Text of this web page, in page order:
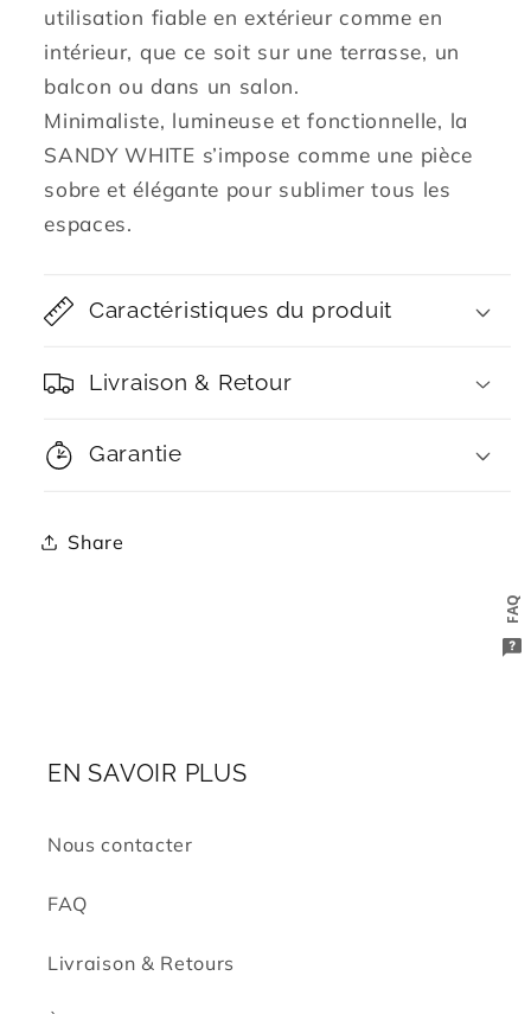
utilisation fiable en extérieur comme en
intérieur, que ce soit sur une terrasse, un
balcon ou dans un salon.
Minimaliste, lumineuse et fonctionnelle, la
SANDY WHITE s’impose comme une pièce
sobre et élégante pour sublimer tous les
espaces.
Caractéristiques du produit
Livraison & Retour
Garantie
Share
EN SAVOIR PLUS
Nous contacter
FAQ
Livraison & Retours
FAQ